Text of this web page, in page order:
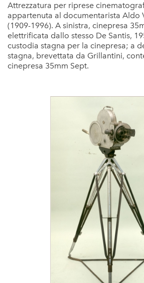
Attrezzatura per riprese
appartenuta al documentarista Aldo
(1909-1996). A sinistra, cinepresa
elettrificata dallo stesso De Santis,
custodia stagna per la cinepresa; a
stagna, brevettata da Grillantini,
cinepresa 35mm Sept.